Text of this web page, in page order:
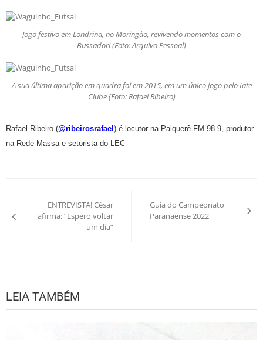
Jogo festivo em Londrina, no Moringão, revivendo momentos com o
Bussadori (Foto: Arquivo Pessoal)
A sua última aparição em quadra foi em 2015, em um único jogo pelo Iate
Clube (Foto: Rafael Ribeiro)
Rafael Ribeiro (@ribeirosrafael) é locutor na Paiquerê FM 98.9, produtor
na Rede Massa e setorista do LEC
de
ENTREVISTA! César
afirma: “Espero voltar
um dia”
Guia do Campeonato
Paranaense 2022
LEIA TAMBÉM